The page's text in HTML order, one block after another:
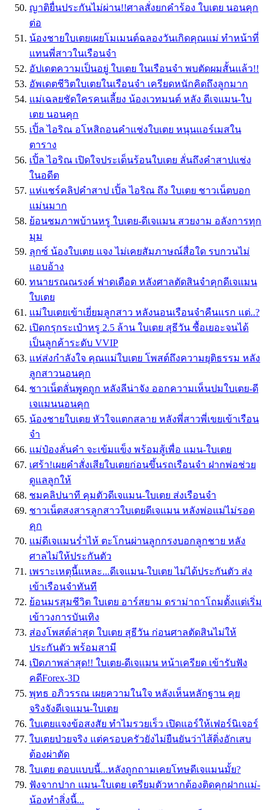
ญาติยื่นประกันไม่ผ่าน!!ศาลสั่งยกคำร้อง ใบเตย นอนคุก
ต่อ
น้องชายใบเตยเผยโมเมนต์ฉลองวันเกิดคุณแม่ ทำหน้าที่
แทนพี่สาวในเรือนจำ
อัปเดตความเป็นอยู่ ใบเตย ในเรือนจำ พบตัดผมสั้นแล้ว!!
อัพเดตชีวิตใบเตยในเรือนจำ เครียดหนักคิดถึงลูกมาก
แม่เฉลยชัดใครคนเลี้ยง น้องเวทมนต์ หลัง ดีเจแมน-ใบ
เตย นอนคุก
เปิ้ล ไอริณ อโหสิถอนคำแช่งใบเตย หนุนแอร์เมสใน
ตาราง
เปิ้ล ไอริณ เปิดใจประเด็นร้อนใบเตย ลั่นถึงคำสาปแช่ง
ในอดีต
แห่แชร์คลิปคำสาป เปิ้ล ไอริณ ถึง ใบเตย ชาวเน็ตบอก
แม่นมาก
ย้อนชมภาพบ้านหรู ใบเตย-ดีเจแมน สวยงาม อลังการทุก
มุม
ลุกซ์ น้องใบเตย แจง ไม่เคยสัมภาษณ์สื่อใด รบกวนไม่
แอบอ้าง
ทนายรณณรงค์ ฟาดเดือด หลังศาลตัดสินจำคุกดีเจแมน
ใบเตย
แม่ใบเตยเข้าเยี่ยมลูกสาว หลังนอนเรือนจำคืนแรก แต่..?
เปิดกรุกระเป๋าหรู 2.5 ล้าน ใบเตย สุธีวัน ซื้อเยอะจนได้
เป็นลูกค้าระดับ VVIP
แห่ส่งกำลังใจ คุณแม่ใบเตย โพสต์ถึงความยุติธรรม หลัง
ลูกสาวนอนคุก
ชาวเน็ตลั่นพูดถูก หลังลีน่าจัง ออกความเห็นปมใบเตย-ดี
เจแมนนอนคุก
น้องชายใบเตย หัวใจแตกสลาย หลังพี่สาวพี่เขยเข้าเรือน
จำ
แม่ป๋องลั่นคำ จะเข้มแข็ง พร้อมสู้เพื่อ แมน-ใบเตย
เศร้า!เผยคำสั่งเสียใบเตยก่อนขึ้นรถเรือนจำ ฝากพ่อช่วย
ดูแลลูกให้
ชมคลิปนาที คุมตัวดีเจแมน-ใบเตย ส่งเรือนจำ
ชาวเน็ตสงสารลูกสาวใบเตยดีเจแมน หลังพ่อแม่ไม่รอด
คุก
แม่ดีเจแมนร่ำไห้ ตะโกนผ่านลูกกรงบอกลูกชาย หลัง
ศาลไม่ให้ประกันตัว
เพราะเหตุนี้แหละ...ดีเจแมน-ใบเตย ไม่ได้ประกันตัว ส่ง
เข้าเรือนจำทันที
ย้อนมรสุมชีวิต ใบเตย อาร์สยาม ดราม่าถาโถมตั้งเเต่เริ่ม
เข้าวงการบันเทิง
ส่องโพสต์ล่าสุด ใบเตย สุธีวัน ก่อนศาลตัดสินไม่ให้
ประกันตัว พร้อมสามี
เปิดภาพล่าสุด!! ใบเตย-ดีเจแมน หน้าเครียด เข้ารับฟัง
คดีForex-3D
พุทธ อภิวรรณ เผยความในใจ หลังเห็นหลักฐาน คุย
จริงจังดีเจแมน-ใบเตย
ใบเตยแจงข้อสงสัย ทำไมรวยเร็ว เปิดแอร์ให้เฟอร์นิเจอร์
ใบเตยป่วยจริง แต่ครอบครัวยังไม่ยืนยันว่าไส้ติ่งอักเสบ
ต้องผ่าตัด
ใบเตย ตอบแบบนี้...หลังถูกถามเคยโทษดีเจแมนมั้ย?
ฟังจากปาก แมน-ใบเตย เตรียมตัวหากต้องติดคุกฝากแม่-
น้องทำสิ่งนี้...